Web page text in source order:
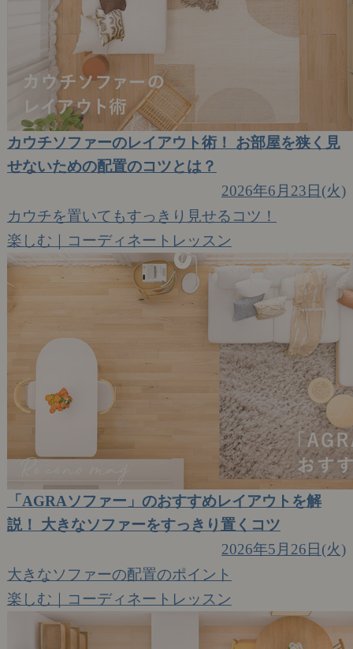
カウチソファーのレイアウト術！ お部屋を狭く見
せないための配置のコツとは？
2026年6月23日(火)
カウチを置いてもすっきり見せるコツ！
楽しむ｜コーディネートレッスン
「AGRAソファー」のおすすめレイアウトを解
説！ 大きなソファーをすっきり置くコツ
2026年5月26日(火)
大きなソファーの配置のポイント
楽しむ｜コーディネートレッスン